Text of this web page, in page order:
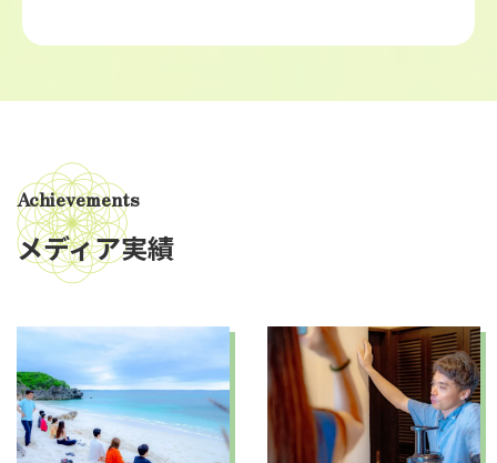
Achievements
メディア実績